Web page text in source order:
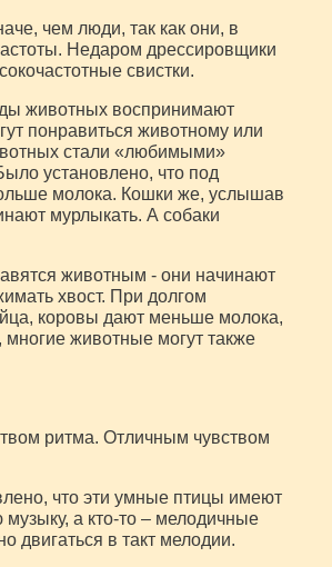
чем люди, так как они, в
Недаром дрессировщики
свистки.
животных воспринимают
понравиться животному или
стали «любимыми»
установлено, что под
молока. Кошки же, услышав
мурлыкать. А собаки
животным - они начинают
хвост. При долгом
коровы дают меньше молока,
животные могут также
ритма. Отличным чувством
что эти умные птицы имеют
а кто-то – мелодичные
двигаться в такт мелодии.